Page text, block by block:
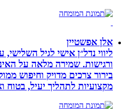
אלן אפשטיין
ליווי נדל״ן אישי לגיל השלישי, עם
ורגישות. שמירה מלאה על
בירור צרכים מדויק וחיפוש ממוקד
מקצועיות לתהליך יעיל, בטוח ואף